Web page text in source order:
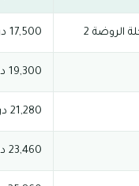
17,500 درهم إماراتي
19,300 درهم إماراتي
21,280 درهم إماراتي
23,460 درهم إماراتي